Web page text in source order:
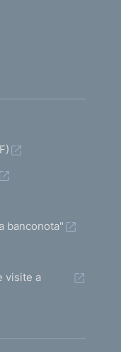
banconota"
visite a